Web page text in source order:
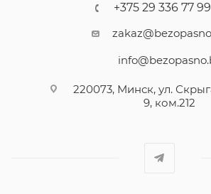
+375 29 336 77 99
220073, Минск, ул.
9, ком.212